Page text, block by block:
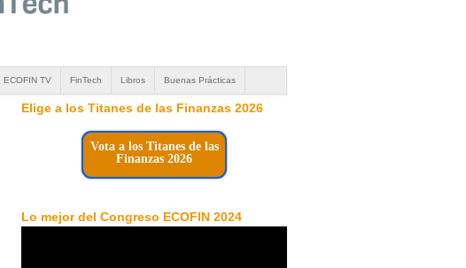
ECOFIN TV FinTech Libros Buenas Prácticas
Elige a los Titanes de las Finanzas 2026
Vota a los Titanes de las
Finanzas 2026
Lo mejor del Congreso ECOFIN 2024